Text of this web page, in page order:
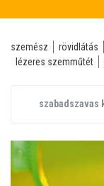
szemész rövidlátás
lézeres szemműtét